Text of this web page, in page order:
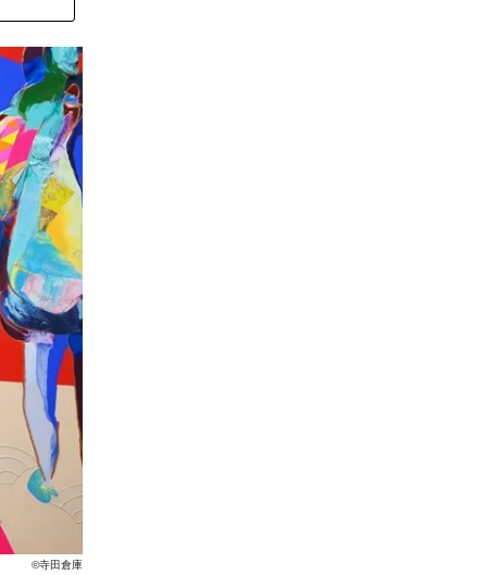
©寺田倉庫